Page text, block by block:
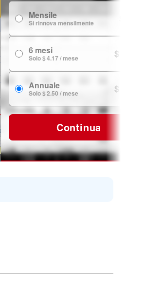
Mensile
Si rinnova mensilmente
6 mesi
Solo $ 4.17 / mese $ 24.99
Annuale
Solo $ 2.50 / mese $ 29.99
Continua